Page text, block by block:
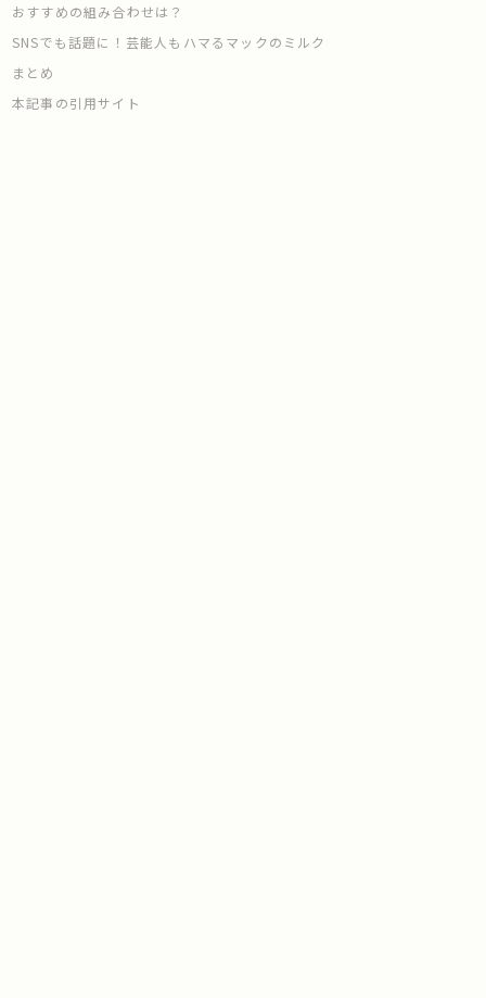
おすすめの組み合わせは？
SNSでも話題に！芸能人もハマるマックのミルク
まとめ
本記事の引用サイト